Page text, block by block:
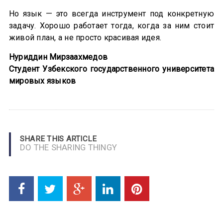
Но язык — это всегда инструмент под конкретную
задачу. Хорошо работает тогда, когда за ним стоит
живой план, а не просто красивая идея.
Нуриддин Мирзаахмедов
Студент Узбекского государственного университета
мировых языков
SHARE THIS ARTICLE
DO THE SHARING THINGY